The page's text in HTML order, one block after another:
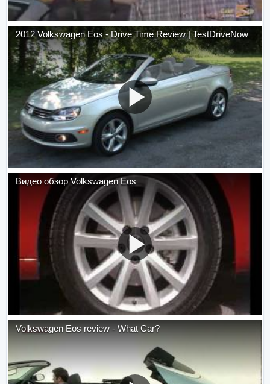
2012 Volkswagen Eos - Drive Time Review | TestDriveNow
Видео обзор Volkswagen Eos
Volkswagen Eos review - What Car?